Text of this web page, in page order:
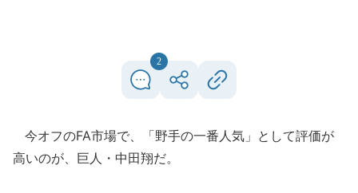
2
今オフのFA市場で、「野手の一番人気」として評価が
高いのが、巨人・中田翔だ。